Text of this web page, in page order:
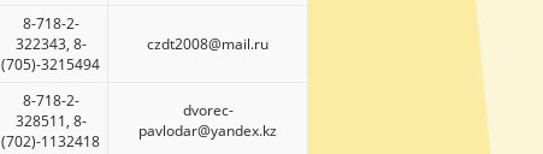
8-718-2-
322343, 8-
(705)-3215494
czdt2008@mail.ru
8-718-2-
328511, 8-
(702)-1132418
dvorec-
pavlodar@yandex.kz